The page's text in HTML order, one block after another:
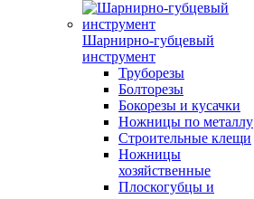
Шарнирно-губцевый
инструмент
Труборезы
Болторезы
Бокорезы и кусачки
Ножницы по металлу
Строительные клещи
Ножницы
хозяйственные
Плоскогубцы и